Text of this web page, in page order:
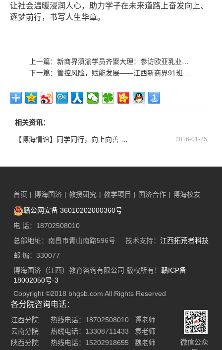
让社会温暖浸润人心，助力学子在未来道路上奋发向上、
逐梦前行，书写人生华章。
上一篇： 新商界滇渝学员齐聚大理：参访欧亚乳业与掼蛋友谊赛圆满举行
下一篇： 管控风险，赋能发展——江西新商界91班《企业用工风险应对》沙龙在南芳律所举行
相关资讯：
2016-01-25
首页 | 博海国济 | 教授研究 | 教学项目 | 国济合作 | 博海校友
赣公网安备 36010202000360号
电 话：18702508010
总部地址：南昌市青山南路596号 技术支持：江西拓荒者科技
邮 编：330077
博海国济（江西）教育咨询有限公司 版权所有！赣ICP备
18002050号-3
Copyright ©2018 bhgsb.com All Rights Reserved
各分院咨询电话：
江西分院 热线电话：18702508010 谭老师
云南分院 热线电话：13308711433 袁老师
陕西分院 热线电话：15202918655 魏老师
微信公众